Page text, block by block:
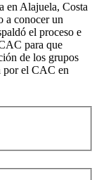
en Alajuela, Costa
a conocer un
el proceso e
para que
de los grupos
por el CAC en